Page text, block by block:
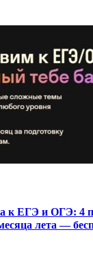
к ЕГЭ и ОГЭ: 4
лета —